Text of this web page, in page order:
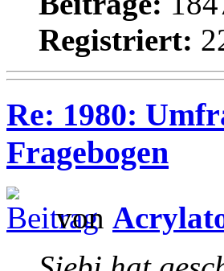
Registriert:
Re: 1980:
Fragebogen
von